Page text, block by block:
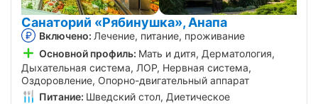
Санаторий «Рябинушка», Анапа
Включено: Лечение, питание, проживание
Основной профиль: Мать и дитя, Дерматология,
Дыхательная система, ЛОР, Нервная система,
Оздоровление, Опорно-двигательный аппарат
Питание: Шведский стол, Диетическое